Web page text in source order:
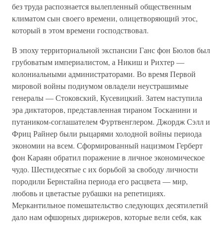
без труда распознается вылепленный общественным
климатом сын своего времени, олицетворяющий этос,
который в этом времени господствовал.
В эпоху территориальной экспансии Ганс фон Бюлов был
грубоватым империалистом, а Никиш и Рихтер —
колониальными администраторами. Во время Первой
мировой войны подиумом овладели неустрашимые
генералы — Стоковский, Кусевицкий. Затем наступила
эра диктаторов, представленная тираном Тосканини и
путаником-соглашателем Фуртвенглером. Джордж Сэлл и
Фриц Райнер были рыцарями холодной войны периода
экономии на всем. Сформированный нацизмом Герберт
фон Караян обратил поражение в личное экономическое
чудо. Шестидесятые с их борьбой за свободу личности
породили Бернстайна периода его расцвета — мир,
любовь и цветастые рубашки на репетициях.
Меркантильное помешательство следующих десятилетий
дало нам офшорных дирижеров, которые вели себя, как